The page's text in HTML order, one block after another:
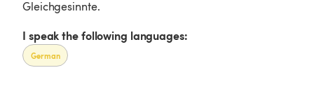
Gleichgesinnte.
I speak the following languages:
German